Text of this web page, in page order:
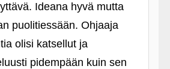
Ideana hyvä mutta
puolitiessään. Ohjaaja
olisi katsellut ja
pidempään kuin sen